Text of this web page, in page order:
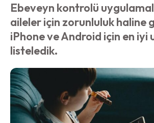
Ebeveyn kontrolü
aileler için zorunluluk haline
iPhone ve Android için en iyi
listeledik.